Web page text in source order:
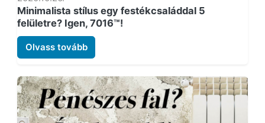
Minimalista stílus egy festékcsaláddal 5
felületre? Igen, 7016™!
Olvass tovább